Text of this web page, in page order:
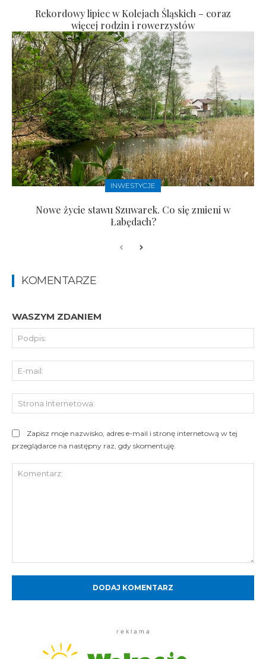
Rekordowy lipiec w Kolejach Śląskich – coraz
więcej rodzin i rowerzystów
INWESTYCJE
Nowe życie stawu Szuwarek. Co się zmieni w
Łabędach?
KOMENTARZE
WASZYM ZDANIEM
Zapisz moje nazwisko, adres e-mail i stronę internetową w tej
przeglądarce na następny raz, gdy skomentuję.
r e k l a m a